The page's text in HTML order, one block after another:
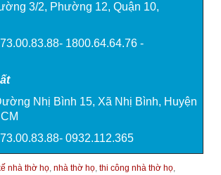
3/2, Phường 12, Quận 10,
1800.64.64.76 -
Nhị Bình 15, Xã Nhị Bình, Huyện
0932.112.365
nhà thờ họ, nhà thờ họ, thi công nhà thờ họ,